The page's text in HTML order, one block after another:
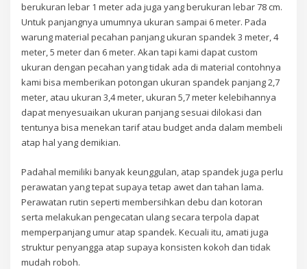
berukuran lebar 1 meter ada juga yang berukuran lebar 78 cm.
Untuk panjangnya umumnya ukuran sampai 6 meter. Pada
warung material pecahan panjang ukuran spandek 3 meter, 4
meter, 5 meter dan 6 meter. Akan tapi kami dapat custom
ukuran dengan pecahan yang tidak ada di material contohnya
kami bisa memberikan potongan ukuran spandek panjang 2,7
meter, atau ukuran 3,4 meter, ukuran 5,7 meter kelebihannya
dapat menyesuaikan ukuran panjang sesuai dilokasi dan
tentunya bisa menekan tarif atau budget anda dalam membeli
atap hal yang demikian.
Padahal memiliki banyak keunggulan, atap spandek juga perlu
perawatan yang tepat supaya tetap awet dan tahan lama.
Perawatan rutin seperti membersihkan debu dan kotoran
serta melakukan pengecatan ulang secara terpola dapat
memperpanjang umur atap spandek. Kecuali itu, amati juga
struktur penyangga atap supaya konsisten kokoh dan tidak
mudah roboh.